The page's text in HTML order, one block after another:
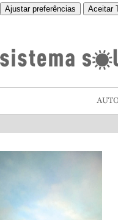
Ajustar preferências Aceitar